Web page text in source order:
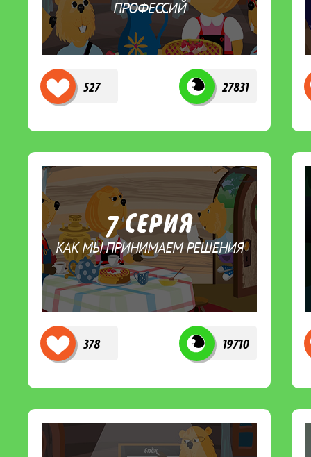
ПРОФЕССИЙ
527 27831
7 СЕРИЯ
КАК МЫ ПРИНИМАЕМ РЕШЕНИЯ
378 19710